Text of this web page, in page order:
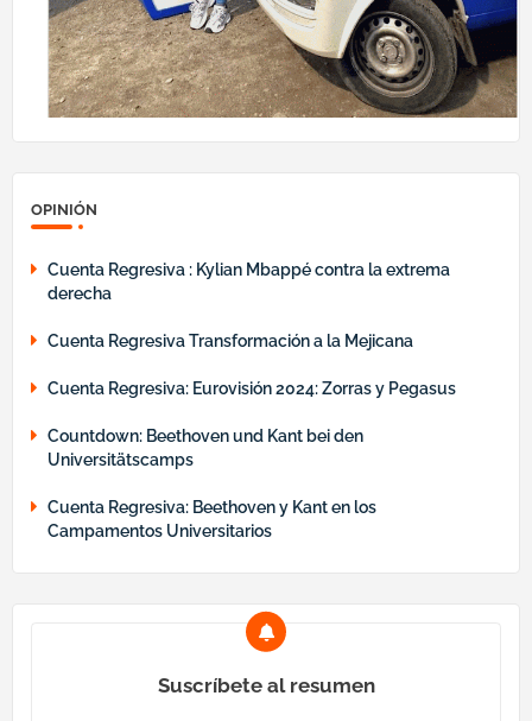
OPINIÓN
Cuenta Regresiva : Kylian Mbappé contra la extrema
derecha
Cuenta Regresiva Transformación a la Mejicana
Cuenta Regresiva: Eurovisión 2024: Zorras y Pegasus
Countdown: Beethoven und Kant bei den
Universitätscamps
Cuenta Regresiva: Beethoven y Kant en los
Campamentos Universitarios
Suscríbete al resumen